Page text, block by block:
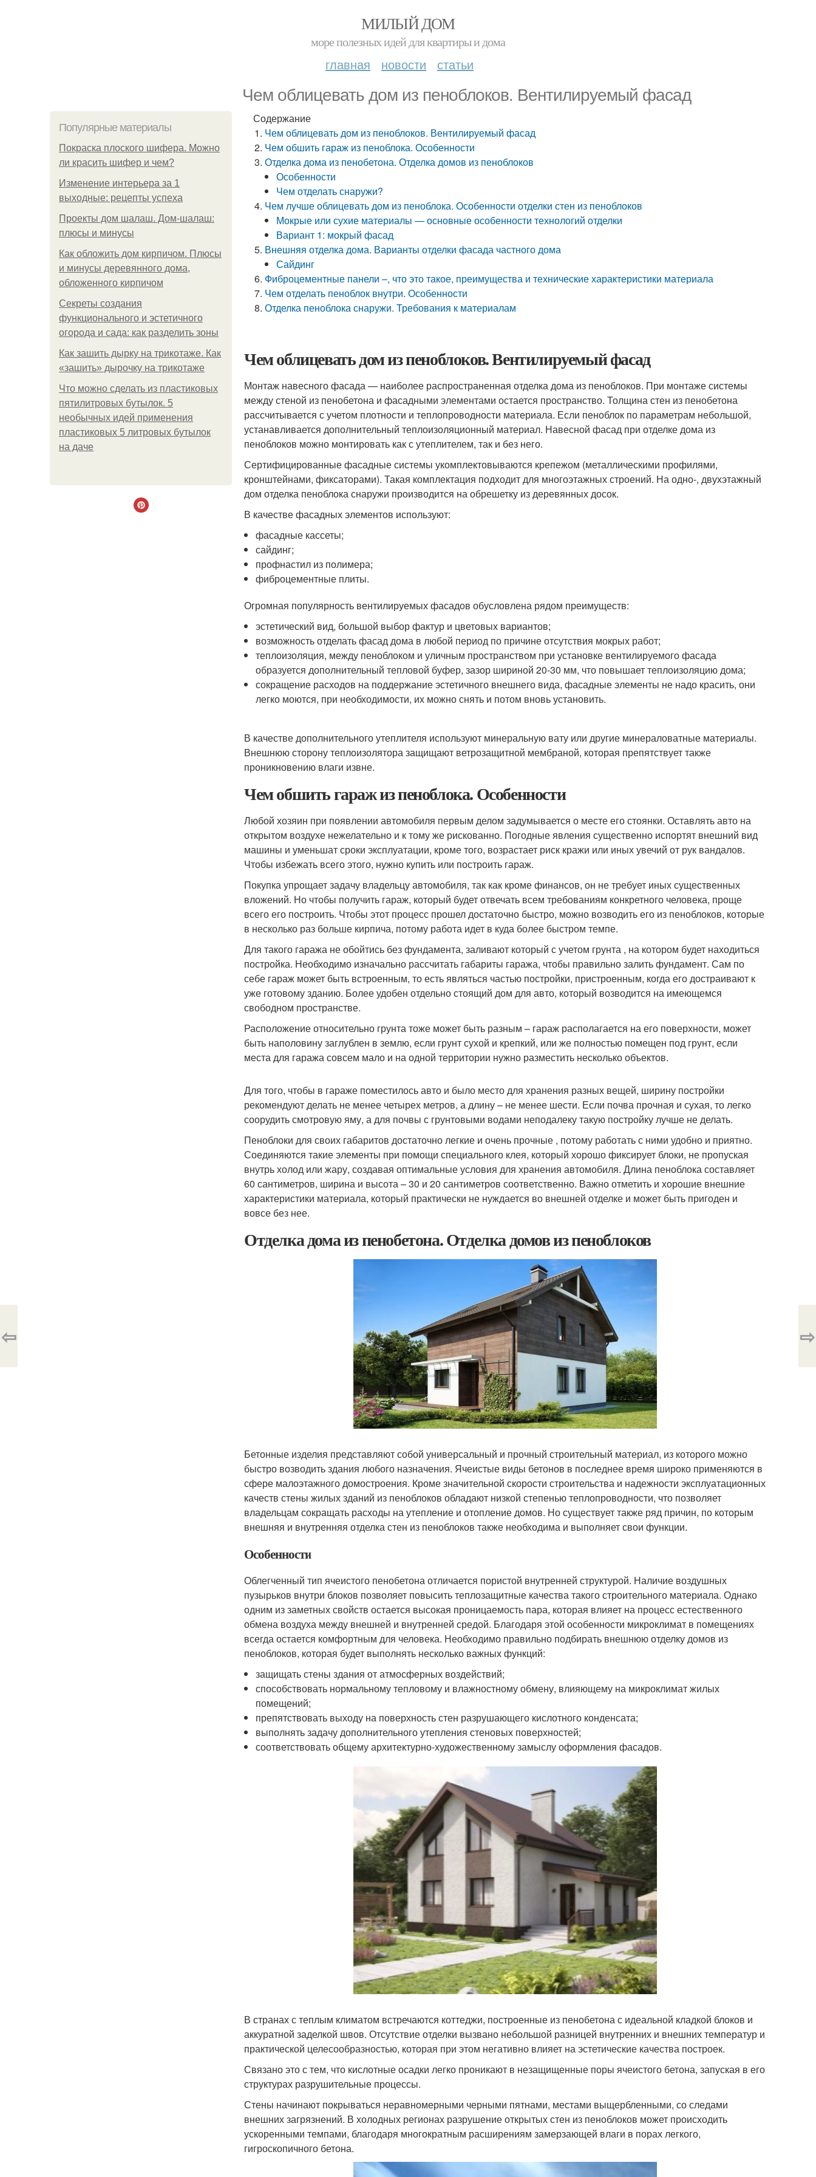
МИЛЫЙ ДОМ
море полезных идей для квартиры и дома
главная новости статьи
Чем облицевать дом из пеноблоков. Вентилируемый фасад
Популярные материалы
Покраска плоского шифера. Можно
ли красить шифер и чем?
Изменение интерьера за 1
выходные: рецепты успеха
Проекты дом шалаш. Дом-шалаш:
плюсы и минусы
Как обложить дом кирпичом. Плюсы
и минусы деревянного дома,
обложенного кирпичом
Секреты создания
функционального и эстетичного
огорода и сада: как разделить зоны
Как зашить дырку на трикотаже. Как
«зашить» дырочку на трикотаже
Что можно сделать из пластиковых
пятилитровых бутылок. 5
необычных идей применения
пластиковых 5 литровых бутылок
на даче
Содержание
Чем облицевать дом из пеноблоков. Вентилируемый фасад
Чем обшить гараж из пеноблока. Особенности
Отделка дома из пенобетона. Отделка домов из пеноблоков
Особенности
Чем отделать снаружи?
Чем лучше облицевать дом из пеноблока. Особенности отделки стен из пеноблоков
Мокрые или сухие материалы — основные особенности технологий отделки
Вариант 1: мокрый фасад
Внешняя отделка дома. Варианты отделки фасада частного дома
Сайдинг
Фиброцементные панели –, что это такое, преимущества и технические характеристики материала
Чем отделать пеноблок внутри. Особенности
Отделка пеноблока снаружи. Требования к материалам
Чем облицевать дом из пеноблоков. Вентилируемый фасад
Монтаж навесного фасада — наиболее распространенная отделка дома из пеноблоков. При монтаже системы
между стеной из пенобетона и фасадными элементами остается пространство. Толщина стен из пенобетона
рассчитывается с учетом плотности и теплопроводности материала. Если пеноблок по параметрам небольшой,
устанавливается дополнительный теплоизоляционный материал. Навесной фасад при отделке дома из
пеноблоков можно монтировать как с утеплителем, так и без него.
Сертифицированные фасадные системы укомплектовываются крепежом (металлическими профилями,
кронштейнами, фиксаторами). Такая комплектация подходит для многоэтажных строений. На одно-, двухэтажный
дом отделка пеноблока снаружи производится на обрешетку из деревянных досок.
В качестве фасадных элементов используют:
фасадные кассеты;
сайдинг;
профнастил из полимера;
фиброцементные плиты.
Огромная популярность вентилируемых фасадов обусловлена рядом преимуществ:
эстетический вид, большой выбор фактур и цветовых вариантов;
возможность отделать фасад дома в любой период по причине отсутствия мокрых работ;
теплоизоляция, между пеноблоком и уличным пространством при установке вентилируемого фасада
образуется дополнительный тепловой буфер, зазор шириной 20-30 мм, что повышает теплоизоляцию дома;
сокращение расходов на поддержание эстетичного внешнего вида, фасадные элементы не надо красить, они
легко моются, при необходимости, их можно снять и потом вновь установить.
В качестве дополнительного утеплителя используют минеральную вату или другие минераловатные материалы.
Внешнюю сторону теплоизолятора защищают ветрозащитной мембраной, которая препятствует также
проникновению влаги извне.
Чем обшить гараж из пеноблока. Особенности
Любой хозяин при появлении автомобиля первым делом задумывается о месте его стоянки. Оставлять авто на
открытом воздухе нежелательно и к тому же рискованно. Погодные явления существенно испортят внешний вид
машины и уменьшат сроки эксплуатации, кроме того, возрастает риск кражи или иных увечий от рук вандалов.
Чтобы избежать всего этого, нужно купить или построить гараж.
Покупка упрощает задачу владельцу автомобиля, так как кроме финансов, он не требует иных существенных
вложений. Но чтобы получить гараж, который будет отвечать всем требованиям конкретного человека, проще
всего его построить. Чтобы этот процесс прошел достаточно быстро, можно возводить его из пеноблоков, которые
в несколько раз больше кирпича, потому работа идет в куда более быстром темпе.
Для такого гаража не обойтись без фундамента, заливают который с учетом грунта , на котором будет находиться
постройка. Необходимо изначально рассчитать габариты гаража, чтобы правильно залить фундамент. Сам по
себе гараж может быть встроенным, то есть являться частью постройки, пристроенным, когда его достраивают к
уже готовому зданию. Более удобен отдельно стоящий дом для авто, который возводится на имеющемся
свободном пространстве.
Расположение относительно грунта тоже может быть разным – гараж располагается на его поверхности, может
быть наполовину заглублен в землю, если грунт сухой и крепкий, или же полностью помещен под грунт, если
места для гаража совсем мало и на одной территории нужно разместить несколько объектов.
Для того, чтобы в гараже поместилось авто и было место для хранения разных вещей, ширину постройки
рекомендуют делать не менее четырех метров, а длину – не менее шести. Если почва прочная и сухая, то легко
соорудить смотровую яму, а для почвы с грунтовыми водами неподалеку такую постройку лучше не делать.
Пеноблоки для своих габаритов достаточно легкие и очень прочные , потому работать с ними удобно и приятно.
Соединяются такие элементы при помощи специального клея, который хорошо фиксирует блоки, не пропуская
внутрь холод или жару, создавая оптимальные условия для хранения автомобиля. Длина пеноблока составляет
60 сантиметров, ширина и высота – 30 и 20 сантиметров соответственно. Важно отметить и хорошие внешние
характеристики материала, который практически не нуждается во внешней отделке и может быть пригоден и
вовсе без нее.
Отделка дома из пенобетона. Отделка домов из пеноблоков
Бетонные изделия представляют собой универсальный и прочный строительный материал, из которого можно
быстро возводить здания любого назначения. Ячеистые виды бетонов в последнее время широко применяются в
сфере малоэтажного домостроения. Кроме значительной скорости строительства и надежности эксплуатационных
качеств стены жилых зданий из пеноблоков обладают низкой степенью теплопроводности, что позволяет
владельцам сокращать расходы на утепление и отопление домов. Но существует также ряд причин, по которым
внешняя и внутренняя отделка стен из пеноблоков также необходима и выполняет свои функции.
Особенности
Облегченный тип ячеистого пенобетона отличается пористой внутренней структурой. Наличие воздушных
пузырьков внутри блоков позволяет повысить теплозащитные качества такого строительного материала. Однако
одним из заметных свойств остается высокая проницаемость пара, которая влияет на процесс естественного
обмена воздуха между внешней и внутренней средой. Благодаря этой особенности микроклимат в помещениях
всегда остается комфортным для человека. Необходимо правильно подбирать внешнюю отделку домов из
пеноблоков, которая будет выполнять несколько важных функций:
защищать стены здания от атмосферных воздействий;
способствовать нормальному тепловому и влажностному обмену, влияющему на микроклимат жилых
помещений;
препятствовать выходу на поверхность стен разрушающего кислотного конденсата;
выполнять задачу дополнительного утепления стеновых поверхностей;
соответствовать общему архитектурно-художественному замыслу оформления фасадов.
В странах с теплым климатом встречаются коттеджи, построенные из пенобетона с идеальной кладкой блоков и
аккуратной заделкой швов. Отсутствие отделки вызвано небольшой разницей внутренних и внешних температур и
практической целесообразностью, которая при этом негативно влияет на эстетические качества построек.
Связано это с тем, что кислотные осадки легко проникают в незащищенные поры ячеистого бетона, запуская в его
структурах разрушительные процессы.
Стены начинают покрываться неравномерными черными пятнами, местами выщербленными, со следами
внешних загрязнений. В холодных регионах разрушение открытых стен из пеноблоков может происходить
ускоренными темпами, благодаря многократным расширениям замерзающей влаги в порах легкого,
гигроскопичного бетона.
⇦ ⇨